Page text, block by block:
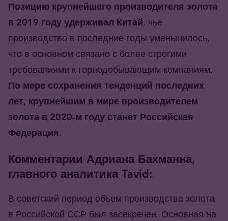
Позицию крупнейшего производителя золота
в 2019 году удерживал Китай, чье
производство в последние годы уменьшилось,
что в основном связано с более строгими
требованиями к горнодобывающим компаниям.
По мере сохранения тенденций последних
лет, крупнейшим в мире производителем
золота в 2020-м году станет Российская
Федерация.
Комментарии Адриана Бахманна,
главного аналитика Tavid:
В советский период объем производства золота
в Российской ССР был засекречен. Основная на